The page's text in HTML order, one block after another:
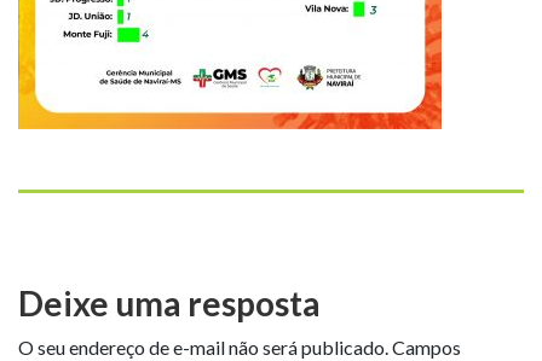
Deixe uma resposta
O seu endereço de e-mail não será publicado.Campos